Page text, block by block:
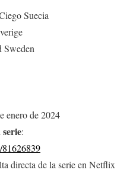
Suecia
Sweden
enero de 2024
:
directa de la serie en Netflix